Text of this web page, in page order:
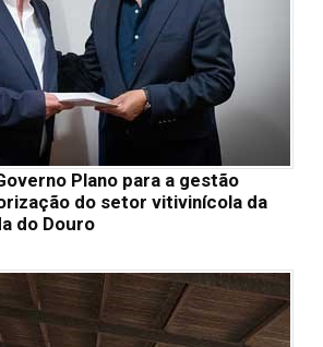
Plano para a gestão
do setor vitivinícola da
do Douro